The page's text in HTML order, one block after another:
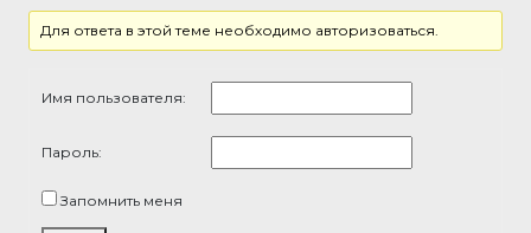
Для ответа в этой теме необходимо авторизоваться.
Имя пользователя:
Пароль:
Запомнить меня